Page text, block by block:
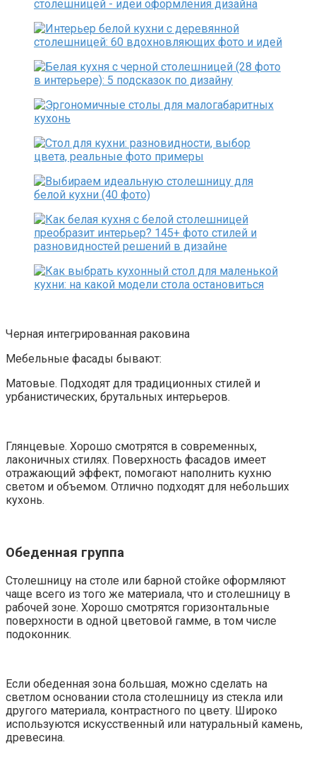
Черная интегрированная раковина
Мебельные фасады бывают:
Матовые. Подходят для традиционных стилей и
урбанистических, брутальных интерьеров.
Глянцевые. Хорошо смотрятся в современных,
лаконичных стилях. Поверхность фасадов имеет
отражающий эффект, помогают наполнить кухню
светом и объемом. Отлично подходят для небольших
кухонь.
Обеденная группа
Столешницу на столе или барной стойке оформляют
чаще всего из того же материала, что и столешницу в
рабочей зоне. Хорошо смотрятся горизонтальные
поверхности в одной цветовой гамме, в том числе
подоконник.
Если обеденная зона большая, можно сделать на
светлом основании стола столешницу из стекла или
другого материала, контрастного по цвету. Широко
используются искусственный или натуральный камень,
древесина.